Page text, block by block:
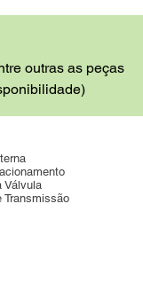
outras as peças
Válvula
Transmissão